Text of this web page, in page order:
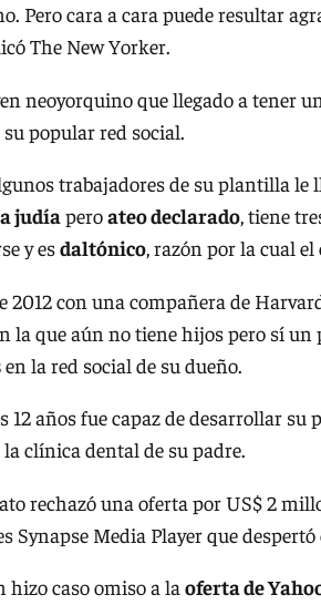
Pero cara a cara puede resultar
The New Yorker.
neoyorquino que llegado a tener
popular red social.
trabajadores de su plantilla
judíaperoateo declarado, tiene
y esdaltónico, razón por la cual
2012 con una compañera de
la que aún no tiene hijos pero sí un
en la red social de su dueño.
12 años fue capaz de desarrollar su
clínica dental de su padre.
rechazó una oferta por US$ 2
Synapse Media Player que
hizo caso omiso a la oferta de